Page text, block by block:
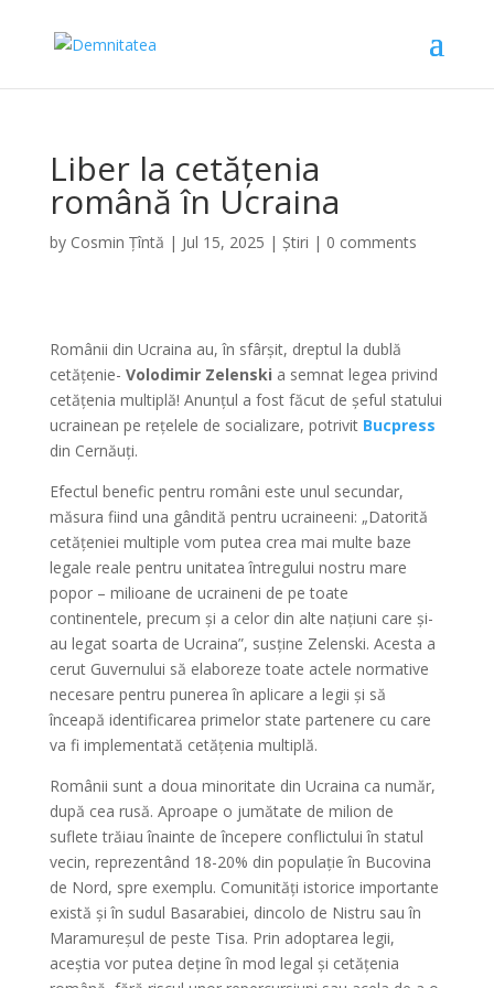
Liber la cetățenia
română în Ucraina
by Cosmin Țîntă | Jul 15, 2025 | Știri | 0 comments
Românii din Ucraina au, în sfârșit, dreptul la dublă
cetățenie- Volodimir Zelenski a semnat legea privind
cetățenia multiplă! Anunțul a fost făcut de șeful statului
ucrainean pe rețelele de socializare, potrivit Bucpress
din Cernăuți.
Efectul benefic pentru români este unul secundar,
măsura fiind una gândită pentru ucraineeni: „Datorită
cetățeniei multiple vom putea crea mai multe baze
legale reale pentru unitatea întregului nostru mare
popor – milioane de ucraineni de pe toate
continentele, precum și a celor din alte națiuni care și-
au legat soarta de Ucraina”, susține Zelenski. Acesta a
cerut Guvernului să elaboreze toate actele normative
necesare pentru punerea în aplicare a legii și să
înceapă identificarea primelor state partenere cu care
va fi implementată cetățenia multiplă.
Românii sunt a doua minoritate din Ucraina ca număr,
după cea rusă. Aproape o jumătate de milion de
suflete trăiau înainte de începere conflictului în statul
vecin, reprezentând 18-20% din populație în Bucovina
de Nord, spre exemplu. Comunități istorice importante
există și în sudul Basarabiei, dincolo de Nistru sau în
Maramureșul de peste Tisa. Prin adoptarea legii,
aceștia vor putea deține în mod legal și cetățenia